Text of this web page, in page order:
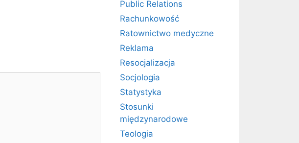
Public Relations
Rachunkowość
Ratownictwo medyczne
Reklama
Resocjalizacja
Socjologia
Statystyka
Stosunki
międzynarodowe
Teologia